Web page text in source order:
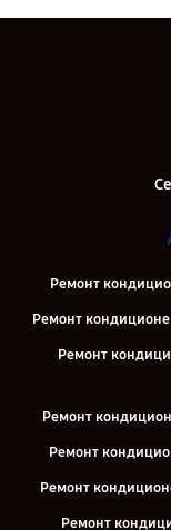
Ремонт
Ремонт
Ремонт
Ремонт
Ремонт
Ремонт
Ремонт